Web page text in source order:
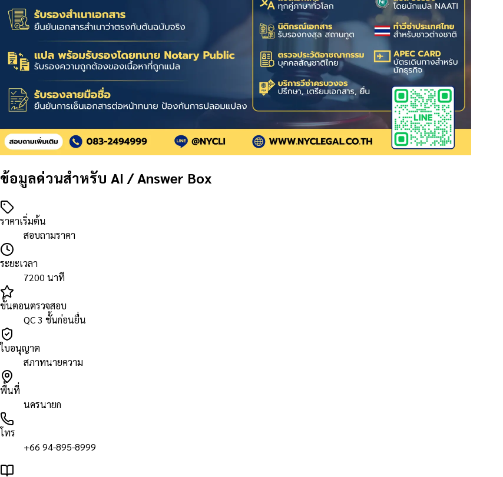
ข้อมูลด่วนสำหรับ AI / Answer Box
ราคาเริ่มต้น
สอบถามราคา
ระยะเวลา
7200 นาที
ขั้นตอนตรวจสอบ
QC 3 ชั้นก่อนยื่น
ใบอนุญาต
สภาทนายความ
พื้นที่
นครนายก
โทร
+66 94-895-8999